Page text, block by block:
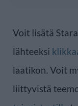
Voit lisätä
lähteeksi
laatikon. Voit
liittyvistä